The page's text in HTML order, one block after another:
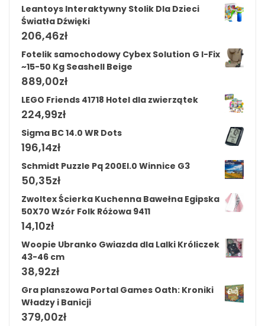
Leantoys Interaktywny Stolik Dla Dzieci
Światła Dźwięki
206,46zł
Fotelik samochodowy Cybex Solution G I-Fix
~15-50 Kg Seashell Beige
889,00zł
LEGO Friends 41718 Hotel dla zwierzątek
224,99zł
Sigma BC 14.0 WR Dots
196,14zł
Schmidt Puzzle Pq 200El.0 Winnice G3
50,35zł
Zwoltex Ścierka Kuchenna Bawełna Egipska
50X70 Wzór Folk Różowa 9411
14,10zł
Woopie Ubranko Gwiazda dla Lalki Króliczek
43-46 cm
38,92zł
Gra planszowa Portal Games Oath: Kroniki
Władzy i Banicji
379,00zł